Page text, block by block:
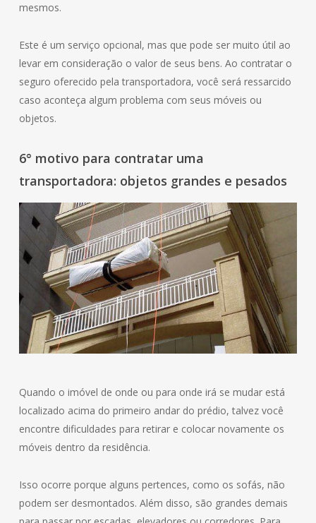
mesmos.
Este é um serviço opcional, mas que pode ser muito útil ao
levar em consideração o valor de seus bens. Ao contratar o
seguro oferecido pela transportadora, você será ressarcido
caso aconteça algum problema com seus móveis ou
objetos.
6° motivo para contratar uma
transportadora: objetos grandes e pesados
Quando o imóvel de onde ou para onde irá se mudar está
localizado acima do primeiro andar do prédio, talvez você
encontre dificuldades para retirar e colocar novamente os
móveis dentro da residência.
Isso ocorre porque alguns pertences, como os sofás, não
podem ser desmontados. Além disso, são grandes demais